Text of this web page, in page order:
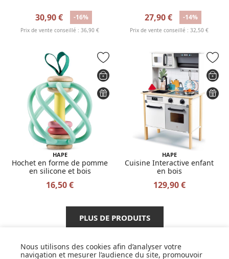
30,90 € -16%
Prix de vente conseillé : 36,90 €
27,90 € -14%
Prix de vente conseillé : 32,50 €
HAPE
Hochet en forme de pomme
en silicone et bois
16,50 €
HAPE
Cuisine Interactive enfant
en bois
129,90 €
PLUS DE PRODUITS
Nous utilisons des cookies afin d’analyser votre
navigation et mesurer l’audience du site, promouvoir